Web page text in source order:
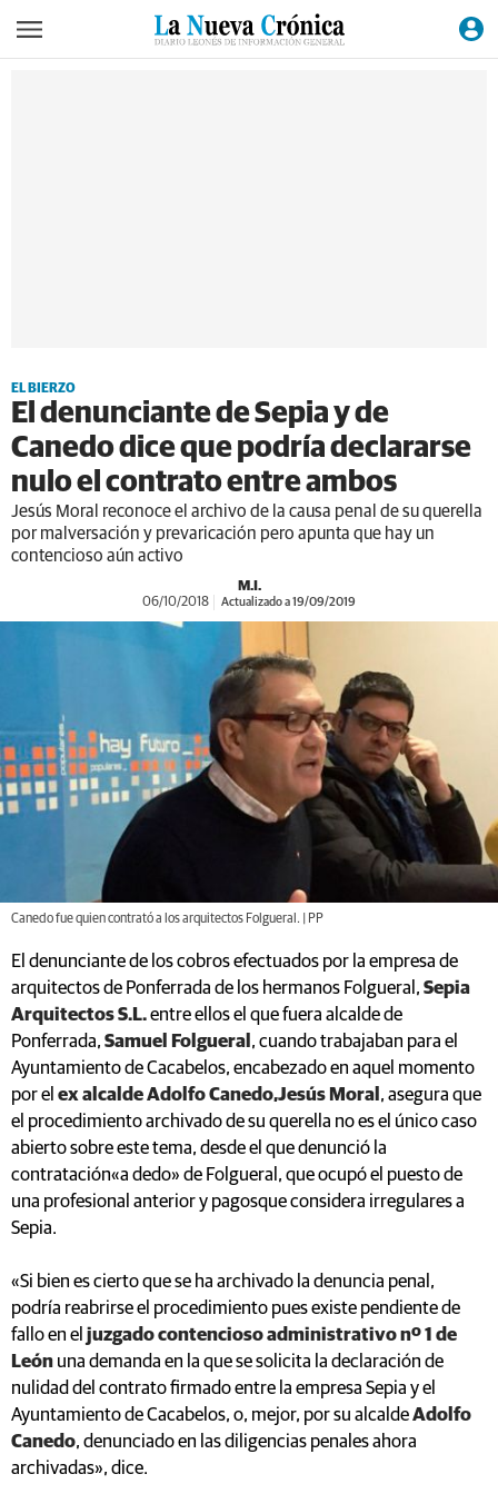
EL BIERZO
El denunciante de Sepia y de
Canedo dice que podría declararse
nulo el contrato entre ambos
Jesús Moral reconoce el archivo de la causa penal de su querella
por malversación y prevaricación pero apunta que hay un
contencioso aún activo
M.I.
06/10/2018 Actualizado a 19/09/2019
Canedo fue quien contrató a los arquitectos Folgueral. | PP
El denunciante de los cobros efectuados por la empresa de
arquitectos de Ponferrada de los hermanos Folgueral, Sepia
Arquitectos S.L.entre ellos el que fuera alcalde de
Ponferrada, Samuel Folgueral , cuando trabajaban para el
Ayuntamiento de Cacabelos, encabezado en aquel momento
por el ex alcalde Adolfo Canedo,Jesús Moral , asegura que
el procedimiento archivado de su querella no es el único caso
abierto sobre este tema, desde el que denunció la
contratación«a dedo» de Folgueral, que ocupó el puesto de
una profesional anterior y pagosque considera irregulares a
Sepia.
«Si bien es cierto que se ha archivado la denuncia penal,
podría reabrirse el procedimiento pues existe pendiente de
fallo en el juzgado contencioso administrativo nº 1 de
León una demanda en la que se solicita la declaración de
nulidad del contrato firmado entre la empresa Sepia y el
Ayuntamiento de Cacabelos, o, mejor, por su alcaldeAdolfo
Canedo, denunciado en las diligencias penales ahora
archivadas», dice.